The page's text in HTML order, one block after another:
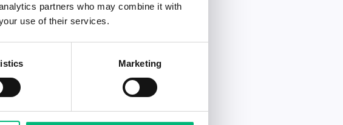
partners who may combine it with
use of their services.
Marketing